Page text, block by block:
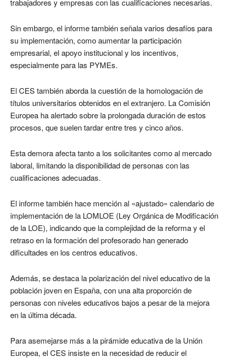
trabajadores y empresas con las cualificaciones necesarias.
Sin embargo, el informe también señala varios desafíos para
su implementación, como aumentar la participación
empresarial, el apoyo institucional y los incentivos,
especialmente para las PYMEs.
El CES también aborda la cuestión de la homologación de
títulos universitarios obtenidos en el extranjero. La Comisión
Europea ha alertado sobre la prolongada duración de estos
procesos, que suelen tardar entre tres y cinco años.
Esta demora afecta tanto a los solicitantes como al mercado
laboral, limitando la disponibilidad de personas con las
cualificaciones adecuadas.
El informe también hace mención al «ajustado» calendario de
implementación de la LOMLOE (Ley Orgánica de Modificación
de la LOE), indicando que la complejidad de la reforma y el
retraso en la formación del profesorado han generado
dificultades en los centros educativos.
Además, se destaca la polarización del nivel educativo de la
población joven en España, con una alta proporción de
personas con niveles educativos bajos a pesar de la mejora
en la última década.
Para asemejarse más a la pirámide educativa de la Unión
Europea, el CES insiste en la necesidad de reducir el